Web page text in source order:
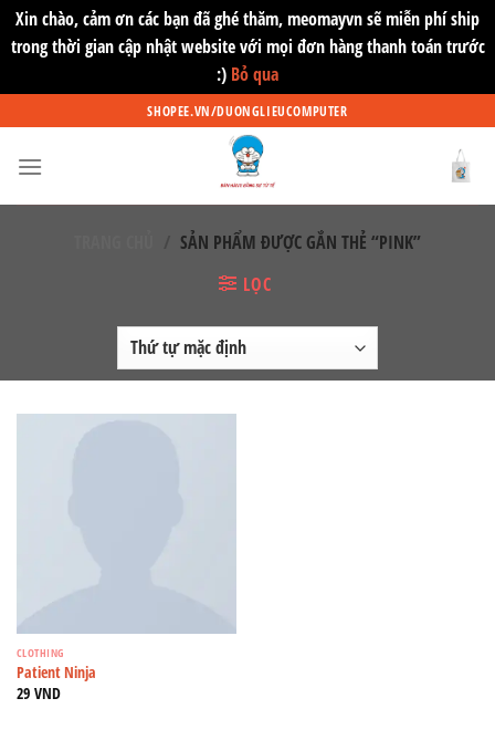
Xin chào, cảm ơn các bạn đã ghé thăm, meomayvn sẽ miễn phí ship
trong thời gian cập nhật website với mọi đơn hàng thanh toán trước
:) Bỏ qua
to
content
SHOPEE.VN/DUONGLIEUCOMPUTER
SẢN PHẨM ĐƯỢC GẮN THẺ “PINK”
LỌC
CLOTHING
Patient Ninja
29 VND